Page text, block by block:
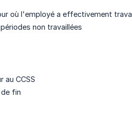
où l'employé a effectivement
non travaillées
au CCSS
fin